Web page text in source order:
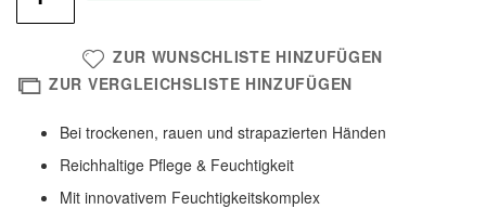
ZUR WUNSCHLISTE HINZUFÜGEN
ZUR VERGLEICHSLISTE HINZUFÜGEN
Bei trockenen, rauen und strapazierten Händen
Reichhaltige Pflege & Feuchtigkeit
Mit innovativem Feuchtigkeitskomplex